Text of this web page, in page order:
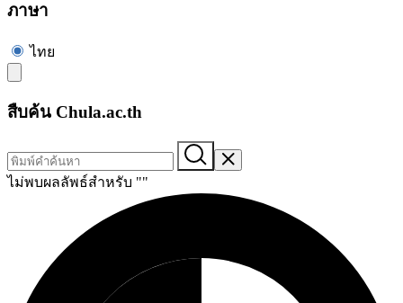
ภาษา
ไทย
สืบค้น Chula.ac.th
ไม่พบผลลัพธ์สำหรับ ""